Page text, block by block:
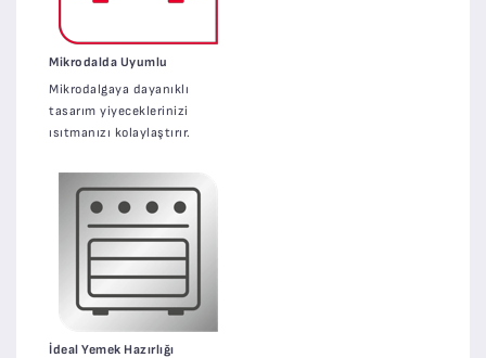
Mikrodalda Uyumlu
Mikrodalgaya dayanıklı
tasarım yiyeceklerinizi
ısıtmanızı kolaylaştırır.
İdeal Yemek Hazırlığı